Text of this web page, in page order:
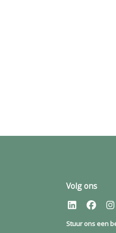
Volg ons
Stuur ons een